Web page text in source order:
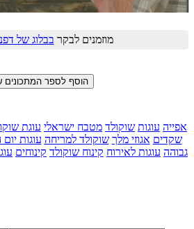
מוזמנים לבקר בבלוג של
אפייה עוגות שוקולד מטבח ישראלי עוגת
שקדים אגוזי מלך שוקולד למריחה עוגות
גבוהה עוגות לאירוח קינוח שוקולד קינוחים